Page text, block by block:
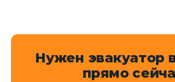
Нужен эвакуатор
прямо